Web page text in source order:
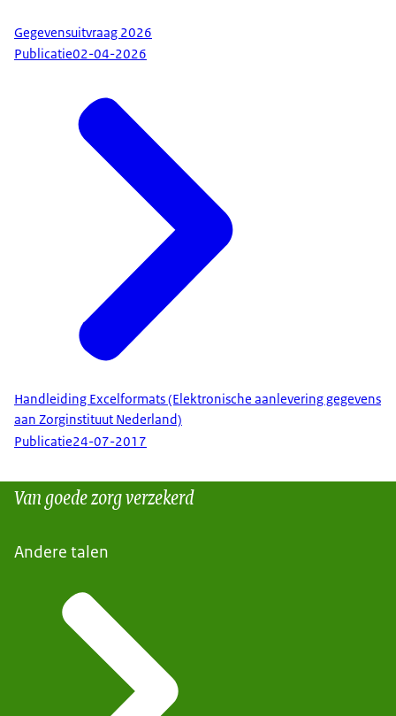
Gegevensuitvraag 2026
Publicatie02-04-2026
Handleiding Excelformats (Elektronische aanlevering gegevens
aan Zorginstituut Nederland)
Publicatie24-07-2017
Van goede zorg verzekerd
Andere talen